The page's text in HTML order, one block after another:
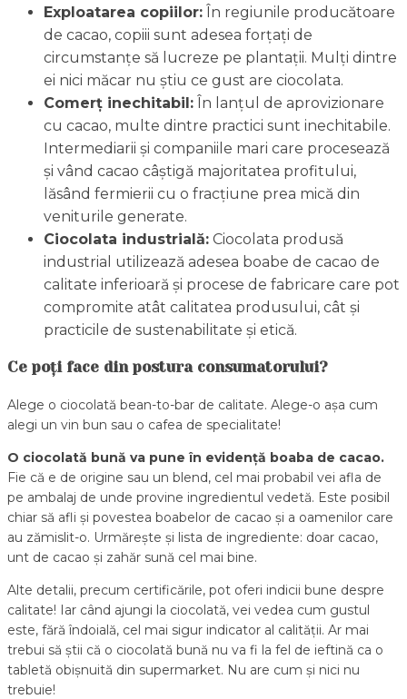
Exploatarea copiilor: În regiunile producătoare
de cacao, copiii sunt adesea forțați de
circumstanțe să lucreze pe plantații. Mulți dintre
ei nici măcar nu știu ce gust are ciocolata.
Comerț inechitabil: În lanțul de aprovizionare
cu cacao, multe dintre practici sunt inechitabile.
Intermediarii și companiile mari care procesează
și vând cacao câștigă majoritatea profitului,
lăsând fermierii cu o fracțiune prea mică din
veniturile generate.
Ciocolata industrială: Ciocolata produsă
industrial utilizează adesea boabe de cacao de
calitate inferioară și procese de fabricare care pot
compromite atât calitatea produsului, cât și
practicile de sustenabilitate și etică.
Ce poți face din postura consumatorului?
Alege o ciocolată bean-to-bar de calitate. Alege-o așa cum
alegi un vin bun sau o cafea de specialitate!
O ciocolată bună va pune în evidență boaba de cacao.
Fie că e de origine sau un blend, cel mai probabil vei afla de
pe ambalaj de unde provine ingredientul vedetă. Este posibil
chiar să afli și povestea boabelor de cacao și a oamenilor care
au zămislit-o. Urmărește și lista de ingrediente: doar cacao,
unt de cacao și zahăr sună cel mai bine.
Alte detalii, precum certificările, pot oferi indicii bune despre
calitate! Iar când ajungi la ciocolată, vei vedea cum gustul
este, fără îndoială, cel mai sigur indicator al calității. Ar mai
trebui să știi că o ciocolată bună nu va fi la fel de ieftină ca o
tabletă obișnuită din supermarket. Nu are cum și nici nu
trebuie!